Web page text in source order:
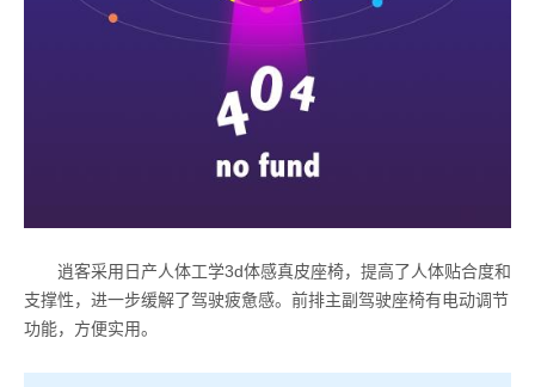
逍客采用日产人体工学3d体感真皮座椅，提高了人体贴合度和
支撑性，进一步缓解了驾驶疲惫感。前排主副驾驶座椅有电动调节
功能，方便实用。